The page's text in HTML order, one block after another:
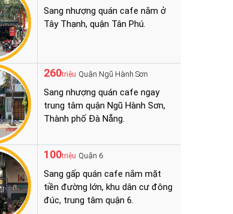
Sang nhượng quán cafe nằm ở
Tây Thạnh, quận Tân Phú.
260triệu Quận Ngũ Hành Sơn
Sang nhượng quán cafe ngay
trung tâm quận Ngũ Hành Sơn,
Thành phố Đà Nẵng.
100triệu Quận 6
Sang gấp quán cafe nằm mặt
tiền đường lớn, khu dân cư đông
đúc, trung tâm quận 6.